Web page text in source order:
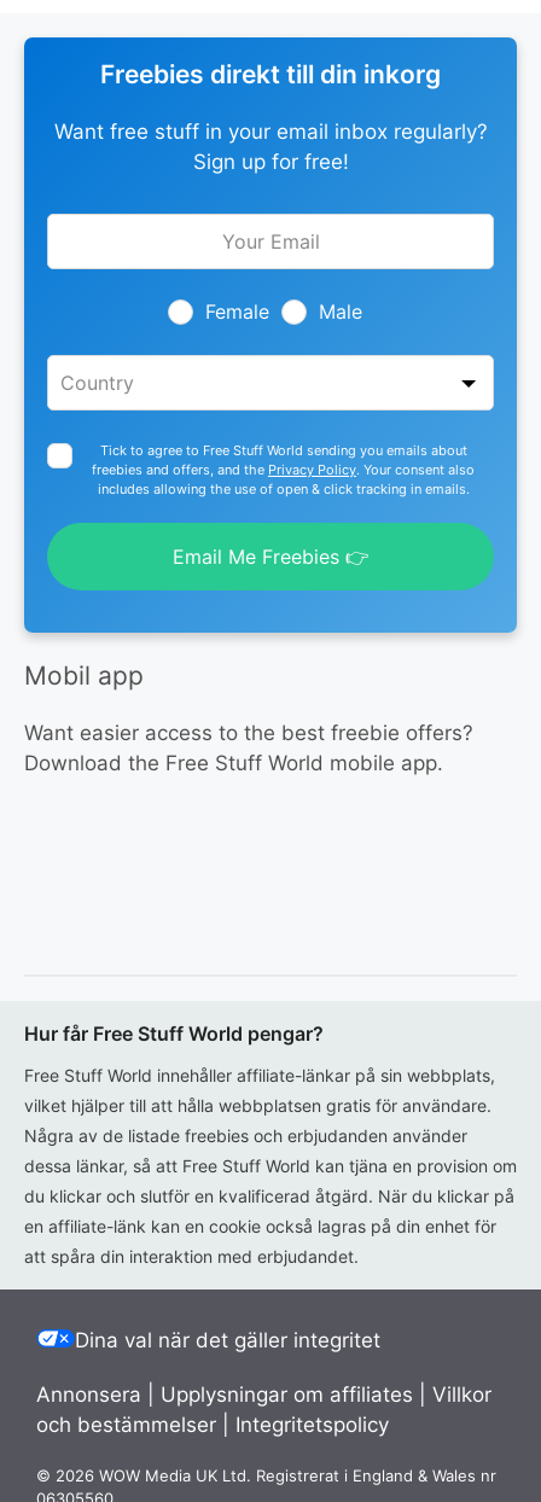
Freebies direkt till din inkorg
Want free stuff in your email inbox regularly?
Sign up for free!
Leave
Female Male
Tick to agree to Free Stuff World sending you emails about
freebies and offers, and the Privacy Policy. Your consent also
includes allowing the use of open & click tracking in emails.
Email Me Freebies 👉
Mobil app
Want easier access to the best freebie offers?
Download the Free Stuff World mobile app.
Hur får Free Stuff World pengar?
Free Stuff World innehåller affiliate-länkar på sin webbplats,
vilket hjälper till att hålla webbplatsen gratis för användare.
Några av de listade freebies och erbjudanden använder
dessa länkar, så att Free Stuff World kan tjäna en provision om
du klickar och slutför en kvalificerad åtgärd. När du klickar på
en affiliate-länk kan en cookie också lagras på din enhet för
att spåra din interaktion med erbjudandet.
Dina val när det gäller integritet
Annonsera Upplysningar om affiliates
Villkor
och bestämmelser
Integritetspolicy
© 2026 WOW Media UK Ltd. Registrerat i England & Wales nr